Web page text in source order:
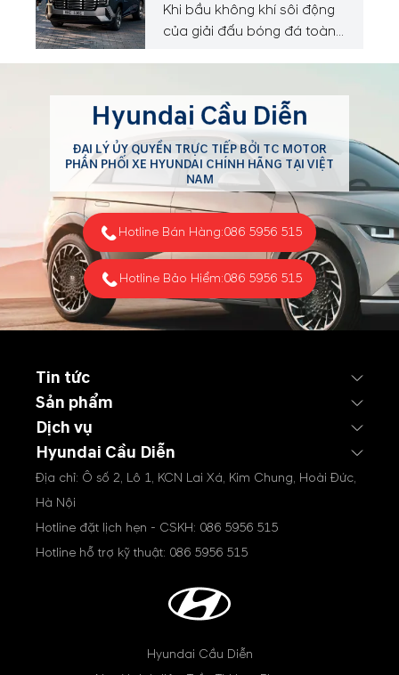
Khi bầu không khí sôi động
của giải đấu bóng đá toàn
tục hướng về Đông Nam Á
với ASEAN Hyundai Cup™
2026, diễn ra từ ngày 24
tháng 7 đến ngày 26 tháng
8 năm 2026.
Hyundai Cầu Diễn
ĐẠI LÝ ỦY QUYỀN TRỰC TIẾP BỞI TC MOTOR
PHÂN PHỐI XE HYUNDAI CHÍNH HÃNG TẠI VIỆT
NAM
Hotline Bán Hàng:086 5956 515
Hotline Bảo Hiểm:086 5956 515
Tin tức
Sản phẩm
Dịch vụ
Hyundai Cầu Diễn
Địa chỉ: Ô số 2, Lô 1, KCN Lai Xá, Kim Chung, Hoài Đức,
Hà Nội
Hotline đặt lịch hẹn - CSKH: 086 5956 515
Hotline hỗ trợ kỹ thuật: 086 5956 515
Hyundai Cầu Diễn